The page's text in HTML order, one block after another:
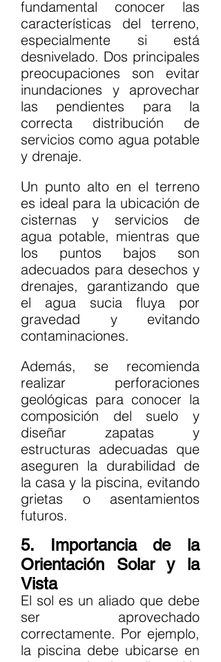
fundamental conocer las
características del terreno,
especialmente si está
desnivelado. Dos principales
preocupaciones son evitar
inundaciones y aprovechar
las pendientes para la
correcta distribución de
servicios como agua potable
y drenaje.
Un punto alto en el terreno
es ideal para la ubicación de
cisternas y servicios de
agua potable, mientras que
los puntos bajos son
adecuados para desechos y
drenajes, garantizando que
el agua sucia fluya por
gravedad y evitando
contaminaciones.
Además, se recomienda
realizar perforaciones
geológicas para conocer la
composición del suelo y
diseñar zapatas y
estructuras adecuadas que
aseguren la durabilidad de
la casa y la piscina, evitando
grietas o asentamientos
futuros.
5. Importancia de la
Orientación Solar y la
Vista
El sol es un aliado que debe
ser aprovechado
correctamente. Por ejemplo,
la piscina debe ubicarse en